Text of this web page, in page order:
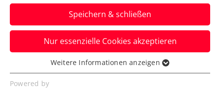
Rund 100 TennisspielerInnen waren bei
der zweiten Station der Mürztal Series
powered by Diadem in Mürzzuschlag
dabei. Die Turniersiege sicherten sich
Beatrix Gamsjäger, Konstantin Feiel,
Andreas Aigner, Andreas Hofbauer sowie
Speichern & schließen
Nur essenzielle Cookies akzeptieren
Essenziell
Essenzielle Cookies werden für grundlegende
Weitere Informationen anzeigen
Powered by